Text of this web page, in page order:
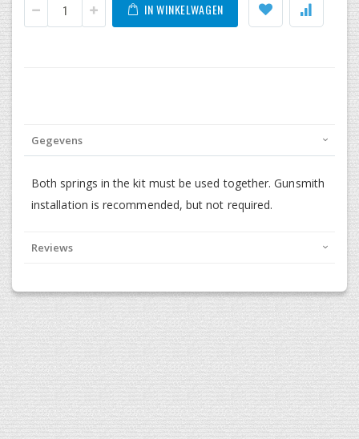
IN WINKELWAGEN
Gegevens
Both springs in the kit must be used together. Gunsmith
installation is recommended, but not required.
Reviews